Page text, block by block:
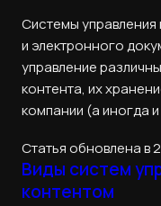
Системы
и электронного
управление
контента, их
компании (а иногда
Статья обновлена в
Виды систем
контентом